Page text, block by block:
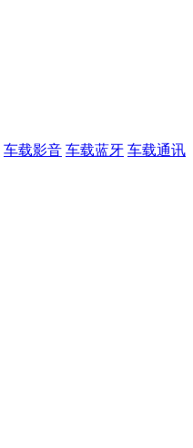
车载影音 车载蓝牙 车载通讯